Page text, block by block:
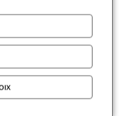
en droit et en